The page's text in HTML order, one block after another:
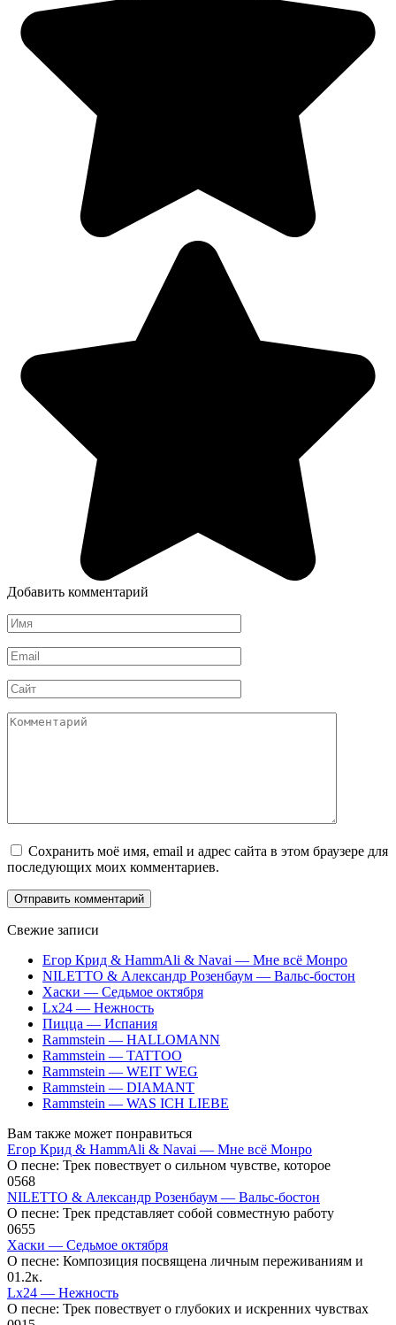
Добавить комментарий
Имя
*
Email
*
Сайт
Комментарий
Сохранить моё имя, email и адрес сайта в этом браузере для
последующих моих комментариев.
Свежие записи
Егор Крид & HammAli & Navai — Мне всё Монро
NILETTO & Александр Розенбаум — Вальс-бостон
Хаски — Седьмое октября
Lx24 — Нежность
Пицца — Испания
Rammstein — HALLOMANN
Rammstein — TATTOO
Rammstein — WEIT WEG
Rammstein — DIAMANT
Rammstein — WAS ICH LIEBE
Вам также может понравиться
Егор Крид & HammAli & Navai — Мне всё Монро
О песне: Трек повествует о сильном чувстве, которое
0568
NILETTO & Александр Розенбаум — Вальс-бостон
О песне: Трек представляет собой совместную работу
0655
Хаски — Седьмое октября
О песне: Композиция посвящена личным переживаниям и
01.2к.
Lx24 — Нежность
О песне: Трек повествует о глубоких и искренних чувствах